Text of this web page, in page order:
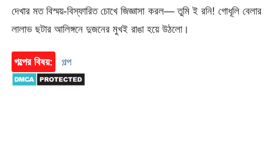
দেখার মত বিস্ময়-বিস্ফারিত চোখে জিজ্ঞাসা করল— তুমি ই রনি! গোধূলি বেলার
লালাভ ছটার আলিঙ্গনে দুজনের মুখই রাঙা হয়ে উঠলো।
গল্পের বিষয়: গল্প